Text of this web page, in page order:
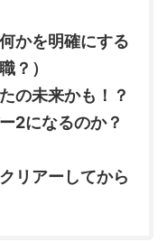
かを明確にする
？）
の未来かも！？
2になるのか？
リアーしてから